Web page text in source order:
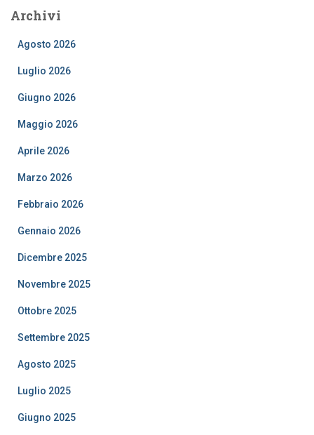
Archivi
Agosto 2026
Luglio 2026
Giugno 2026
Maggio 2026
Aprile 2026
Marzo 2026
Febbraio 2026
Gennaio 2026
Dicembre 2025
Novembre 2025
Ottobre 2025
Settembre 2025
Agosto 2025
Luglio 2025
Giugno 2025